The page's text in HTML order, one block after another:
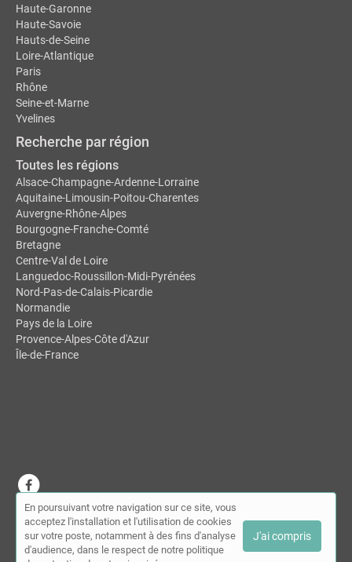
Haute-Garonne
Haute-Savoie
Hauts-de-Seine
Loire-Atlantique
Paris
Rhône
Seine-et-Marne
Yvelines
Recherche par région
Toutes les régions
Alsace-Champagne-Ardenne-Lorraine
Aquitaine-Limousin-Poitou-Charentes
Auvergne-Rhône-Alpes
Bourgogne-Franche-Comté
Bretagne
Centre-Val de Loire
Languedoc-Roussillon-Midi-Pyrénées
Nord-Pas-de-Calais-Picardie
Normandie
Pays de la Loire
Provence-Alpes-Côte d'Azur
Île-de-France
© MDSL | Annuaire des chiropracteurs 2026 |
compte|Contact
Conditions générales d'utilisation|Mentions légales
En poursuivant votre navigation sur ce site, vous
acceptez l'installation et l'utilisation de cookies
sur votre poste, notamment à des fins d'analyse
d'audience, dans le respect de notre politique
J'ai compris